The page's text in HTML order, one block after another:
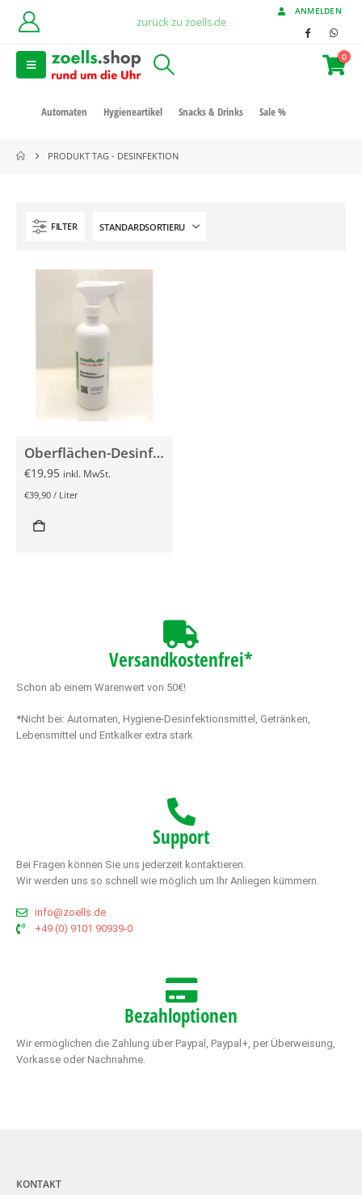
zurück zu zoells.de
ANMELDEN
0
Automaten Hygieneartikel Snacks & Drinks Sale %
PRODUKT TAG - DESINFEKTION
FILTER
Oberflächen-Desinfektionsspray 500ml
€19,95 inkl. MwSt.
€39,90 / Liter
Versandkostenfrei*
Schon ab einem Warenwert von 50€!
*Nicht bei: Automaten, Hygiene-Desinfektionsmittel, Getränken,
Lebensmittel und Entkalker extra stark
Support
Bei Fragen können Sie uns jederzeit kontaktieren.
Wir werden uns so schnell wie möglich um Ihr Anliegen kümmern.
info@zoells.de
+49 (0) 9101 90939-0
Bezahloptionen
Wir ermöglichen die Zahlung über Paypal, Paypal+, per Überweisung,
Vorkasse oder Nachnahme.
KONTAKT